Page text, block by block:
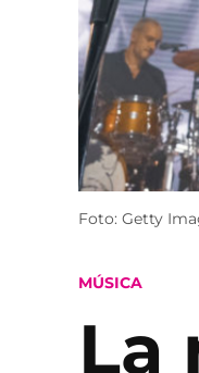
Foto: Getty
POSTED
MÚSICA
La